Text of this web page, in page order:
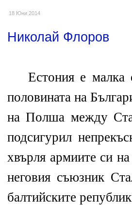
18 Юни 2014
Николай Флоров
Естония е малка
половината на
на Полша между
подсигурил
хвърля армиите си
неговия съюзник
балтийските